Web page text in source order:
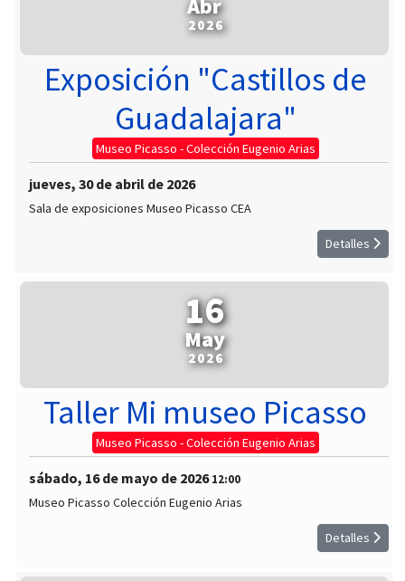
Abr
2026
Exposición "Castillos de
Guadalajara"
Museo Picasso - Colección Eugenio Arias
jueves, 30 de abril de 2026
Sala de exposiciones Museo Picasso CEA
Detalles
16
May
2026
Taller Mi museo Picasso
Museo Picasso - Colección Eugenio Arias
sábado, 16 de mayo de 2026 12:00
Museo Picasso Colección Eugenio Arias
Detalles